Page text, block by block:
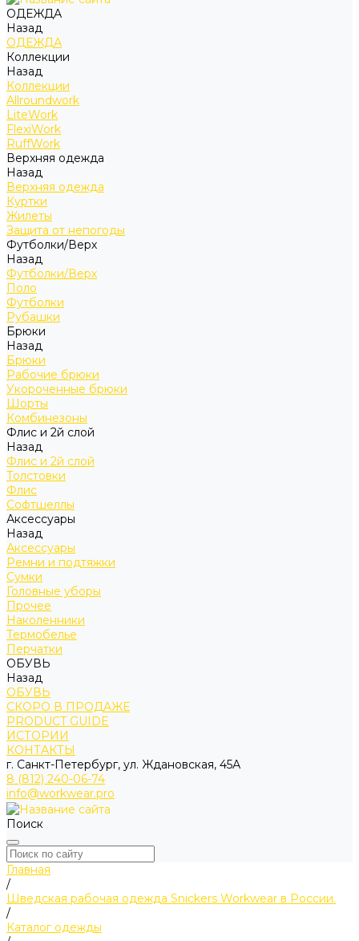
ОДЕЖДА
Назад
ОДЕЖДА
Коллекции
Назад
Коллекции
Allroundwork
LiteWork
FlexiWork
RuffWork
Верхняя одежда
Назад
Верхняя одежда
Куртки
Жилеты
Защита от непогоды
Футболки/Верх
Назад
Футболки/Верх
Поло
Футболки
Рубашки
Брюки
Назад
Брюки
Рабочие брюки
Укороченные брюки
Шорты
Комбинезоны
Флис и 2й слой
Назад
Флис и 2й слой
Толстовки
Флис
Софтшеллы
Аксессуары
Назад
Аксессуары
Ремни и подтяжки
Сумки
Головные уборы
Прочее
Наколенники
Термобелье
Перчатки
ОБУВЬ
Назад
ОБУВЬ
СКОРО В ПРОДАЖЕ
PRODUCT GUIDE
ИСТОРИИ
КОНТАКТЫ
г. Санкт-Петербург, ул. Ждановская, 45А
8 (812) 240-06-74
info@workwear.pro
Поиск
Главная
/
Шведская рабочая одежда Snickers Workwear в России.
/
Каталог одежды